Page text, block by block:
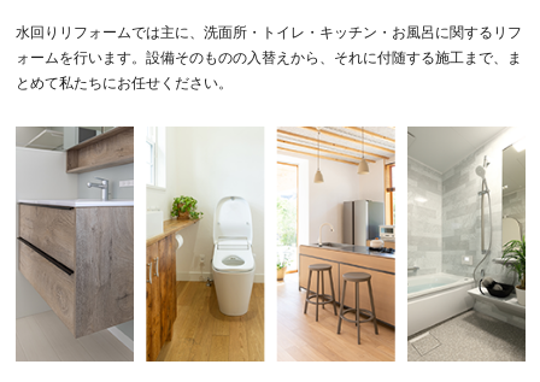
水回りリフォームでは主に、洗面所・トイレ・キッチン・お風呂に関するリフ
ォームを行います。設備そのものの入替えから、それに付随する施工まで、ま
とめて私たちにお任せください。